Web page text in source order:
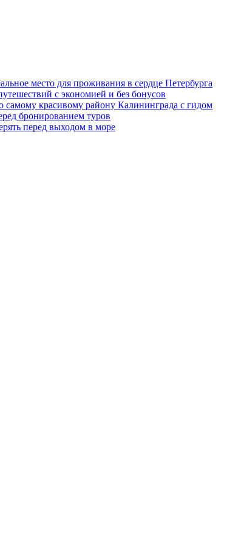
место для проживания в сердце Петербурга
с экономией и без бонусов
самому красивому району Калининграда с гидом
бронированием туров
перед выходом в море